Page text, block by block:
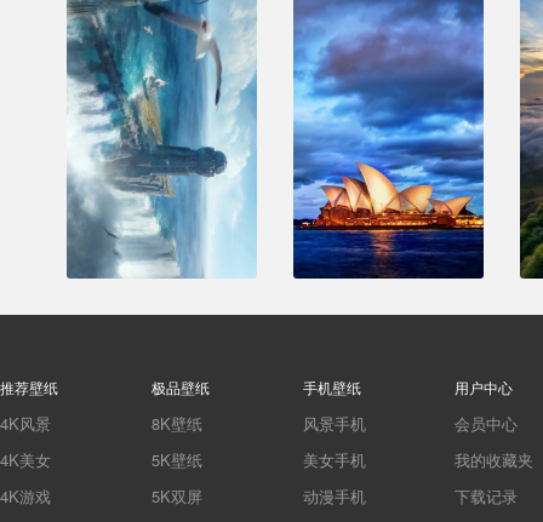
推荐壁纸
4K风景
4K美女
4K游戏
极品壁纸
8K壁纸
5K壁纸
5K双屏
手机壁纸
风景手机
美女手机
动漫手机
用户中心
会员中心
我的收藏夹
下载记录